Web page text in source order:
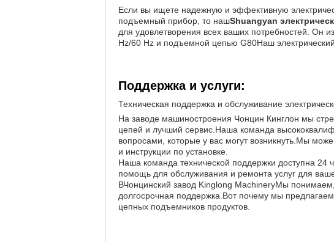
Если вы ищете надежную и эффективную
подъемный прибор, то нашShuangyan
для удовлетворения всех ваших потребностей. Он
Hz/60 Hz и подъемной цепью G80Наш
Поддержка и услуги:
Техническая поддержка и обслуживание
На заводе машиностроения Чонцин Кинглон мы
цепей и лучший сервис.Наша команда
вопросами, которые у вас могут возникнуть.Мы
и инструкции по установке.
Наша команда технической поддержки доступна
помощь для обслуживания и ремонта услуг для
ВЧонцинский завод Kinglong MachineryМы понимаем,
долгосрочная поддержка.Вот почему мы
цепных подъемников продуктов.